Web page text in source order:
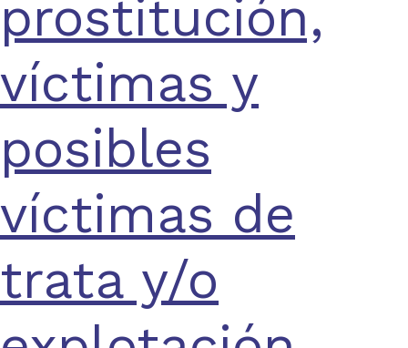
prostitución,
víctimas y
posibles
víctimas de
trata y/o